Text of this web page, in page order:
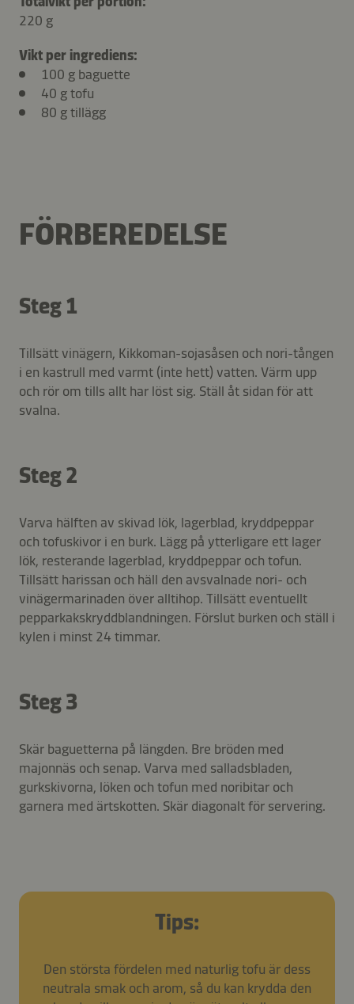
220 g
Vikt per ingrediens:
100 g baguette
40 g tofu
80 g tillägg
FÖRBEREDELSE
Steg 1
Tillsätt vinägern, Kikkoman-sojasåsen och nori-tången
i en kastrull med varmt (inte hett) vatten. Värm upp
och rör om tills allt har löst sig. Ställ åt sidan för att
svalna.
Steg 2
Varva hälften av skivad lök, lagerblad, kryddpeppar
och tofuskivor i en burk. Lägg på ytterligare ett lager
lök, resterande lagerblad, kryddpeppar och tofun.
Tillsätt harissan och häll den avsvalnade nori- och
vinägermarinaden över alltihop. Tillsätt eventuellt
pepparkakskryddblandningen. Förslut burken och ställ i
kylen i minst 24 timmar.
Steg 3
Skär baguetterna på längden. Bre bröden med
majonnäs och senap. Varva med salladsbladen,
gurkskivorna, löken och tofun med noribitar och
garnera med ärtskotten. Skär diagonalt för servering.
Tips:
Den största fördelen med naturlig tofu är dess
neutrala smak och arom, så du kan krydda den